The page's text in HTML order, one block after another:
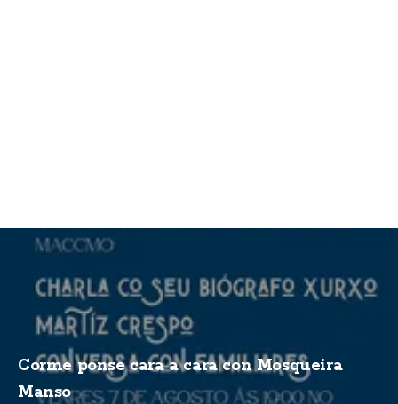
Corme ponse cara a cara con Mosqueira
Manso